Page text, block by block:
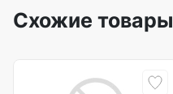
Схожие товары